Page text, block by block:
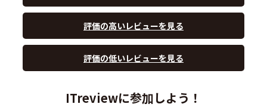
評価の高いレビューを見る
評価の低いレビューを見る
ITreviewに参加しよう！